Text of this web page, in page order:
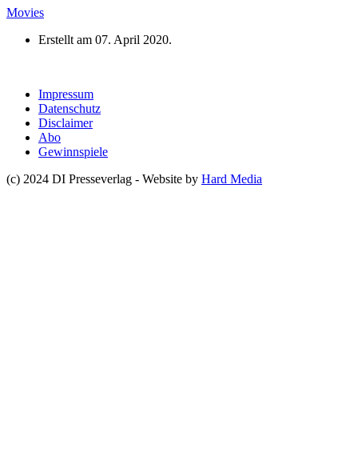
Movies
Erstellt am 07. April 2020.
Impressum
Datenschutz
Disclaimer
Abo
Gewinnspiele
(c) 2024 DI Presseverlag - Website by Hard Media